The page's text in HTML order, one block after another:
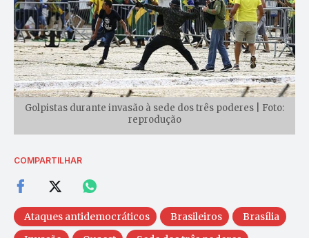
Golpistas durante invasão à sede dos três poderes | Foto:
reprodução
COMPARTILHAR
Ataques antidemocráticos Brasileiros
Brasília